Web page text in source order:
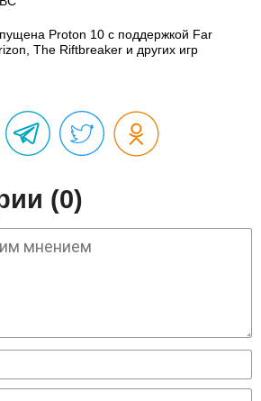
Proton 10 с поддержкой Far
The Riftbreaker и других игр
(0)